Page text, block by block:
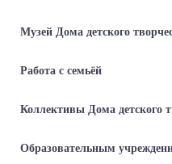
Музей Дома детского
Работа с семьёй
Коллективы Дома детского
Образовательным